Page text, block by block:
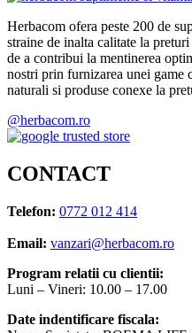
Herbacom ofera peste 200 de
straine de inalta calitate la
de a contribui la mentinerea
nostri prin furnizarea unei game
naturali si produse conexe la
@herbacom.ro
CONTACT
Telefon: 0772 012 414
Email: vanzari@herbacom.ro
Program relatii cu clientii:
Luni – Vineri: 10.00 – 17.00
Date indentificare fiscala: